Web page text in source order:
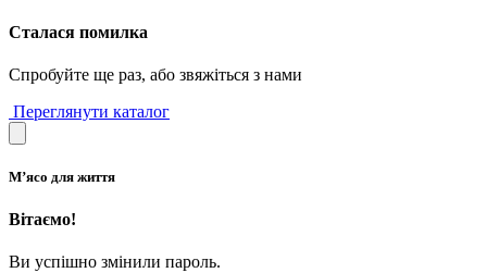
Сталася помилка
Спробуйте ще раз, або звяжіться з нами
Переглянути каталог
М’ясо для життя
Вітаємо!
Ви успішно змінили пароль.